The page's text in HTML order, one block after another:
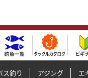
ス釣り アジング エ